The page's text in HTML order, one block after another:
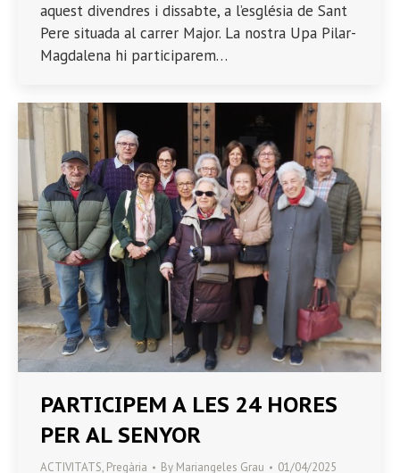
aquest divendres i dissabte, a l’església de Sant
Pere situada al carrer Major. La nostra Upa Pilar-
Magdalena hi participarem…
PARTICIPEM A LES 24 HORES
PER AL SENYOR
ACTIVITATS, Pregària By Mariangeles Grau 01/04/2025